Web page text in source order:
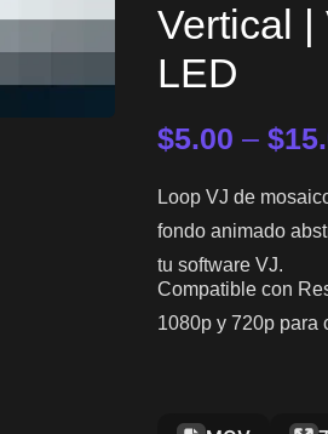
Vertical |
LED
$5.00 – $
Loop VJ de
fondo animado
tu software VJ.
Compatible con
1080p y 720p para